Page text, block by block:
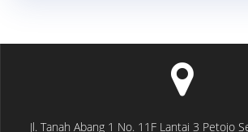
Jl. Tanah Abang 1 No. 11F Lantai 3 Petojo